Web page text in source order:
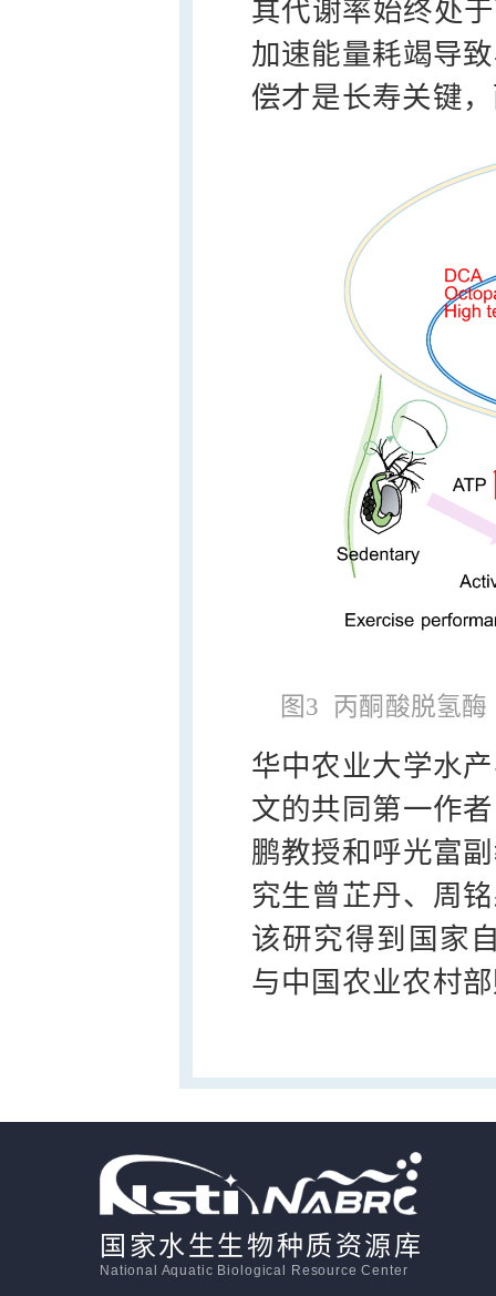
其代谢率始终处
加速能量耗竭导
偿才是长寿关键
图3 丙酮酸脱氢
华中农业大学水
文的共同第一作
鹏教授和呼光富
究生曾芷丹、周
该研究得到国家
与中国农业农村
国家水生生物种质资源库
National Aquatic Biological Resource Center